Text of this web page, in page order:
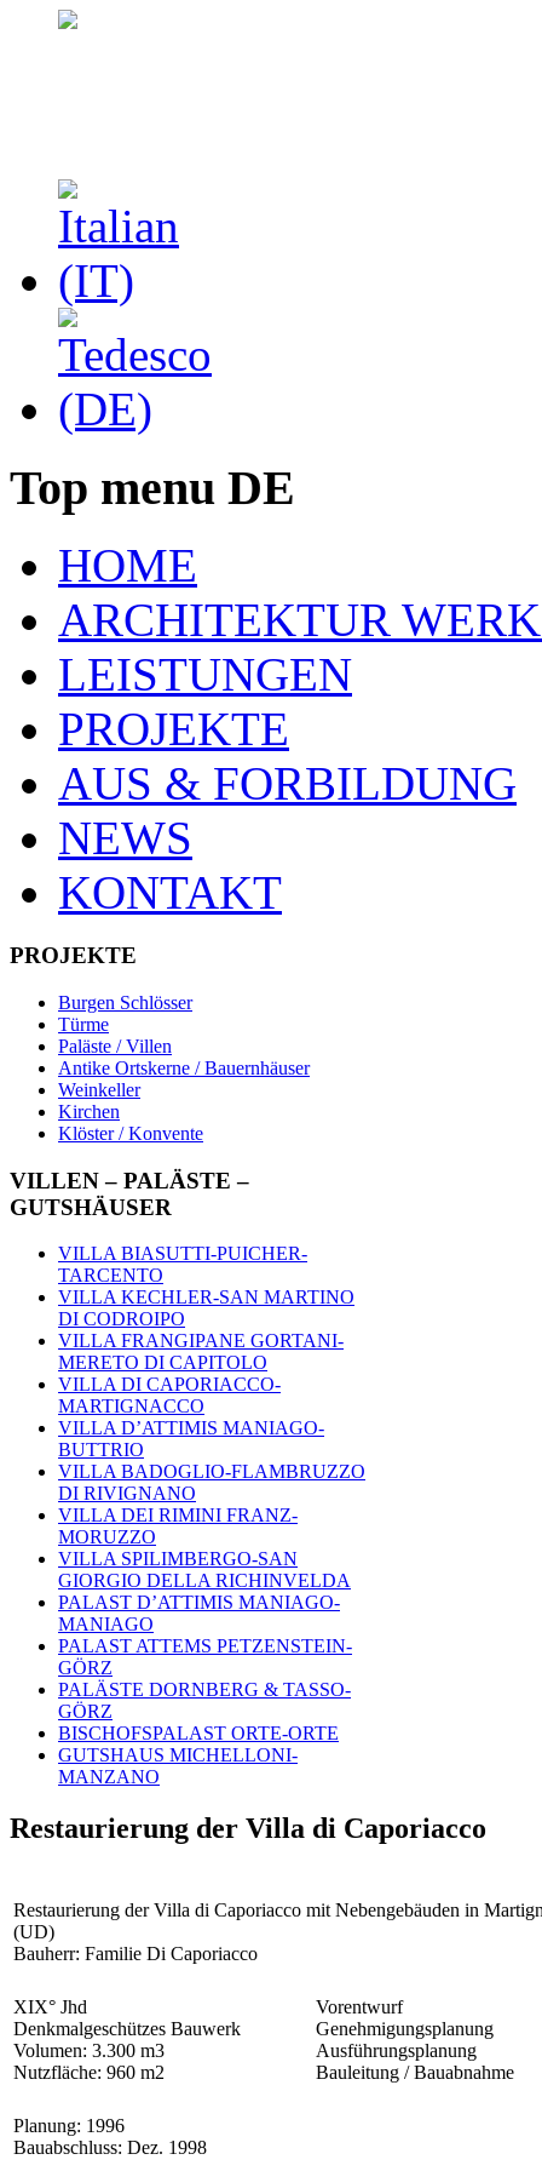
Top menu DE
HOME
ARCHITEKTUR
LEISTUNGEN
PROJEKTE
AUS & FORBILDUNG
NEWS
KONTAKT
PROJEKTE
Burgen Schlösser
Türme
Paläste / Villen
Antike Ortskerne / Bauernhäuser
Weinkeller
Kirchen
Klöster / Konvente
VILLEN – PALÄSTE –
GUTSHÄUSER
VILLA BIASUTTI-PUICHER-
TARCENTO
VILLA KECHLER-SAN MARTINO
DI CODROIPO
VILLA FRANGIPANE GORTANI-
MERETO DI CAPITOLO
VILLA DI CAPORIACCO-
MARTIGNACCO
VILLA D’ATTIMIS MANIAGO-
BUTTRIO
VILLA BADOGLIO-FLAMBRUZZO
DI RIVIGNANO
VILLA DEI RIMINI FRANZ-
MORUZZO
VILLA SPILIMBERGO-SAN
GIORGIO DELLA RICHINVELDA
PALAST D’ATTIMIS MANIAGO-
MANIAGO
PALAST ATTEMS PETZENSTEIN-
GÖRZ
PALÄSTE DORNBERG & TASSO-
GÖRZ
BISCHOFSPALAST ORTE-ORTE
GUTSHAUS MICHELLONI-
MANZANO
Restaurierung der Villa di Caporiacco
Restaurierung der Villa di Caporiacco mit Nebengebäuden in
(UD)
Bauherr: Familie Di Caporiacco
XIX° Jhd
Denkmalgeschützes Bauwerk
Volumen: 3.300 m3
Nutzfläche: 960 m2
Vorentwurf
Genehmigungsplanung
Ausführungsplanung
Bauleitung / Bauabnahme
Planung: 1996
Bauabschluss: Dez. 1998